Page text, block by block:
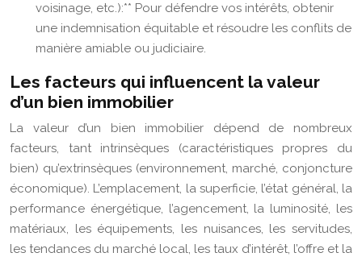
voisinage, etc.):** Pour défendre vos intérêts, obtenir
une indemnisation équitable et résoudre les conflits de
manière amiable ou judiciaire.
Les facteurs qui influencent la valeur
d’un bien immobilier
La valeur d’un bien immobilier dépend de nombreux
facteurs, tant intrinsèques (caractéristiques propres du
bien) qu’extrinsèques (environnement, marché, conjoncture
économique). L’emplacement, la superficie, l’état général, la
performance énergétique, l’agencement, la luminosité, les
matériaux, les équipements, les nuisances, les servitudes,
les tendances du marché local, les taux d’intérêt, l’offre et la